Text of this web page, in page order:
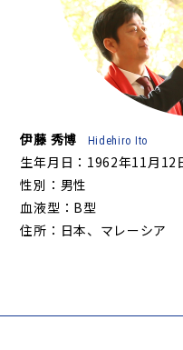
伊藤 秀博 Hidehiro Ito
生年月日：1962年11月12
性別：男性
血液型：B型
住所：日本、マレーシア